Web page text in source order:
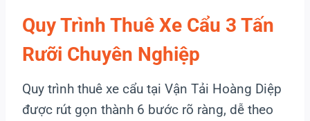
Quy Trình Thuê Xe Cẩu 3 Tấn
Rưỡi Chuyên Nghiệp
Quy trình thuê xe cẩu tại Vận Tải Hoàng Diệp
được rút gọn thành 6 bước rõ ràng, dễ theo